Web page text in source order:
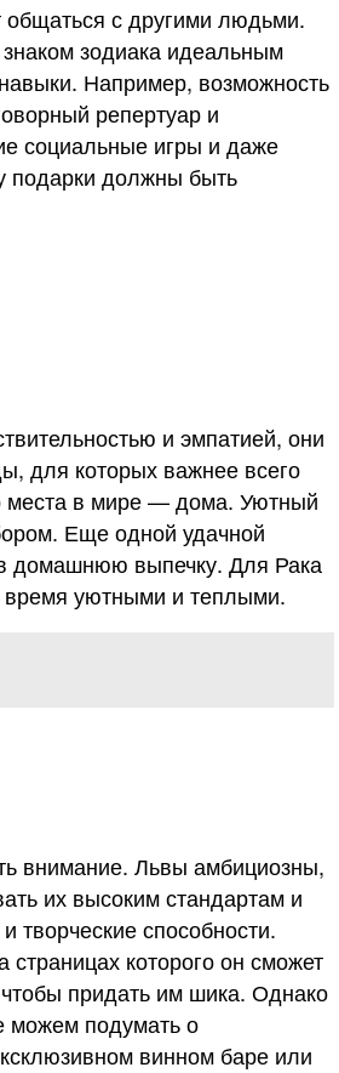
с другими людьми.
зодиака идеальным
Например, возможность
репертуар и
социальные игры и даже
подарки должны быть
и эмпатией, они
для которых важнее всего
места в мире — дома. Уютный
Еще одной удачной
домашнюю выпечку. Для Рака
время уютными и теплыми.
внимание. Львы амбициозны,
их высоким стандартам и
творческие способности.
которого он сможет
придать им шика. Однако
можем подумать о
винном баре или